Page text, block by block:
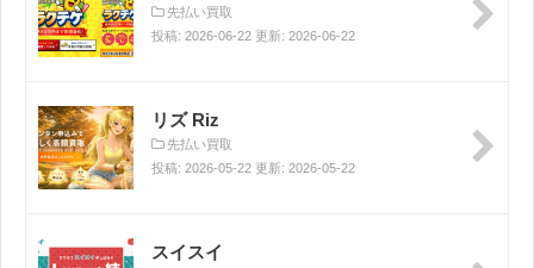
先払い買取
投稿: 2026-06-22 更新: 2026-06-22
リズ Riz
先払い買取
投稿: 2026-05-22 更新: 2026-05-22
スイスイ